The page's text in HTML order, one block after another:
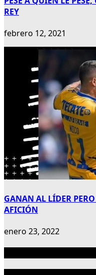
REY
febrero 12, 2021
GANAN AL LÍDER
AFICIÓN
enero 23, 2022